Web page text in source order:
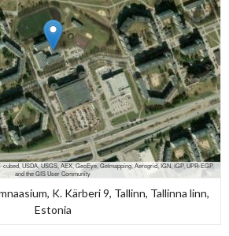
USDA, USGS, AEX, GeoEye, Getmapping, Aerogrid, IGN, IGP, UPR-EGP,
and the GIS User Community
K. Kärberi 9, Tallinn, Tallinna linn,
Estonia